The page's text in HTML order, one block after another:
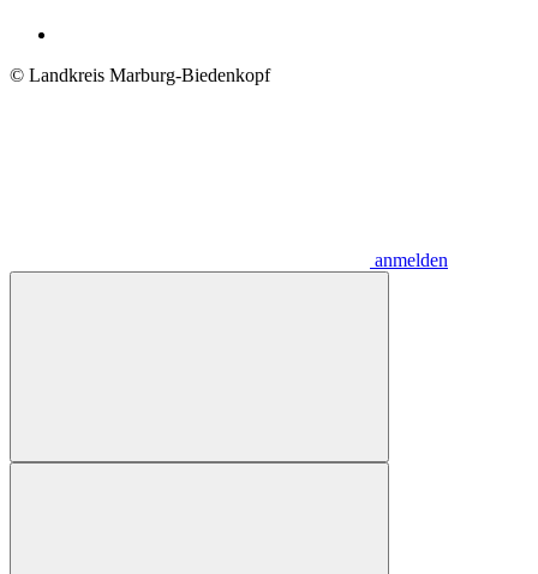
© Landkreis Marburg-Biedenkopf
anmelden